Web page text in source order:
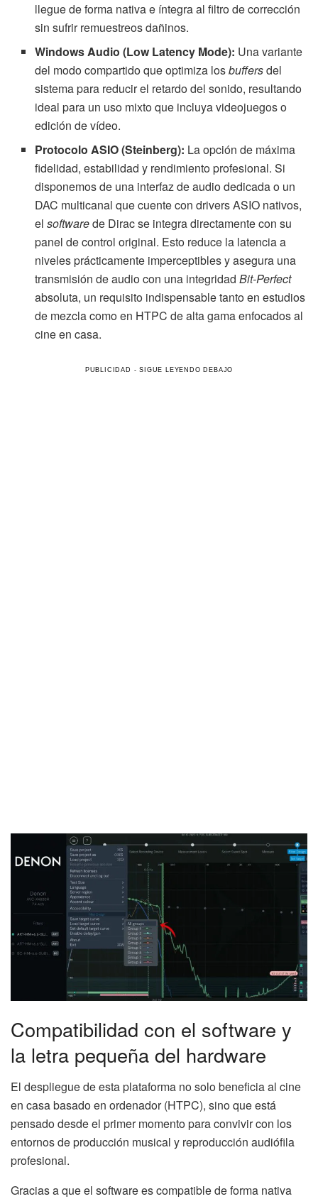
llegue de forma nativa e íntegra al filtro de corrección
sin sufrir remuestreos dañinos.
Windows Audio (Low Latency Mode): Una variante
del modo compartido que optimiza losbuffersdel
sistema para reducir el retardo del sonido, resultando
ideal para un uso mixto que incluya videojuegos o
edición de vídeo.
Protocolo ASIO (Steinberg): La opción de máxima
fidelidad, estabilidad y rendimiento profesional. Si
disponemos de una interfaz de audio dedicada o un
DAC multicanal que cuente con drivers ASIO nativos,
elsoftwarede Dirac se integra directamente con su
panel de control original. Esto reduce la latencia a
niveles prácticamente imperceptibles y asegura una
transmisión de audio con una integridadBit-Perfect
absoluta, un requisito indispensable tanto en estudios
de mezcla como en HTPC de alta gama enfocados al
cine en casa.
Compatibilidad con el software y
la letra pequeña del hardware
El despliegue de esta plataforma no solo beneficia al cine
en casa basado en ordenador (HTPC), sino que está
pensado desde el primer momento para convivir con los
entornos de producción musical y reproducción audiófila
profesional.
Gracias a que el software es compatible de forma nativa